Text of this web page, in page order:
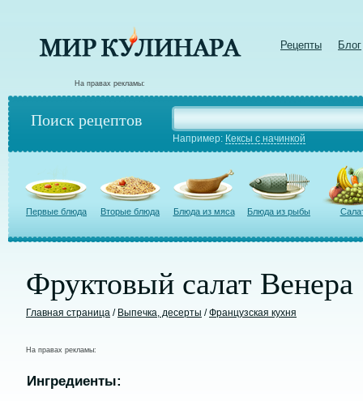
Рецепты Блог
На правах рекламы:
Поиск рецептов
Например: Кексы с начинкой
Первые блюда Вторые блюда Блюда из мяса Блюда из рыбы
Фруктовый салат Венера
Главная страница / Выпечка, десерты /Французская кухня
На правах рекламы:
Ингредиенты: